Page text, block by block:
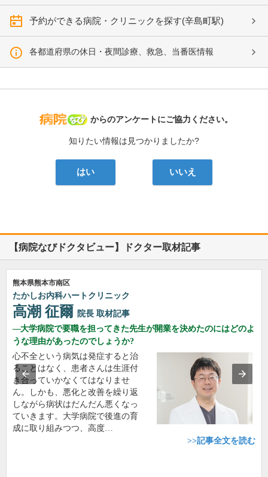
予約ができる病院・クリニックを探す(辛島町駅)
各都道府県の休日・夜間診療、救急、当番医情報
病院なび
からのアンケートにご協力ください。
知りたい情報は見つかりましたか?
はい いいえ
【病院なびドクタビュー】ドクター取材記事
熊本県熊本市南区
たかしお内科ハートクリニック
高潮 征爾 院長 取材記事
大学病院で要職を担ってきた先生が開業を決めたのにはどのよ
うな理由があったのでしょうか?
心不全という病気は発症すると治
ることはなく、患者さんは生涯付
き合っていかなくてはなりませ
ん。しかも、悪化と改善を繰り返
しながら病状はだんだん悪くなっ
ていきます。大学病院で後進の育
成に取り組みつつ、高度…
>>記事全文を読む